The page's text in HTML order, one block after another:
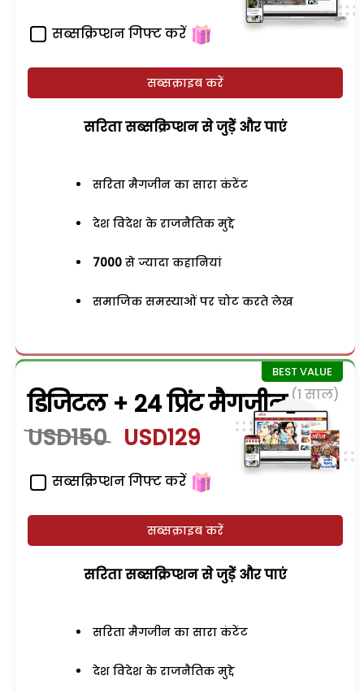
सब्सक्रिप्शन गिफ्ट करें
सब्सक्राइब करें
सरिता सब्सक्रिप्शन से जुड़ेें और पाएं
सरिता मैगजीन का सारा कंटेंट
देश विदेश के राजनैतिक मुद्दे
7000 से ज्यादा कहानियां
समाजिक समस्याओं पर चोट करते लेख
डिजिटल + 24 प्रिंट मैगजीन (1 साल)
USD150 USD129
सब्सक्रिप्शन गिफ्ट करें
सब्सक्राइब करें
सरिता सब्सक्रिप्शन से जुड़ेें और पाएं
सरिता मैगजीन का सारा कंटेंट
देश विदेश के राजनैतिक मुद्दे